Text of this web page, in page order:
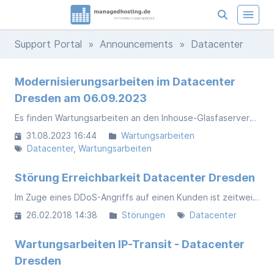
Support Portal » Announcements » Datacenter
Modernisierungsarbeiten im Datacenter
Dresden am 06.09.2023
Es finden Wartungsarbeiten an den Inhouse-Glasfaserverbindungen statt. Wir erwarten keine Einschränkung der Verfügbarkeit unserer Dienste.
31.08.2023 16:44
Wartungsarbeiten
Datacenter Wartungsarbeiten
Störung Erreichbarkeit Datacenter Dresden
Im Zuge eines DDoS-Angriffs auf einen Kunden ist zeitweise auch unsere Datacenteranbindungen am Standort Dresden insgesamt beeinträchtigt gewesen. Der Angriff konnte in der Zwischenzeit erfolgreich abgewehrt werden.
26.02.2018 14:38
Störungen Datacenter
Wartungsarbeiten IP-Transit - Datacenter
Dresden